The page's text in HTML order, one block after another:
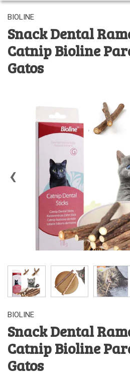
BIOLINE
Snack Dental
Catnip Bioline
Gatos
‹
BIOLINE
Snack Dental
Catnip Bioline
Gatos